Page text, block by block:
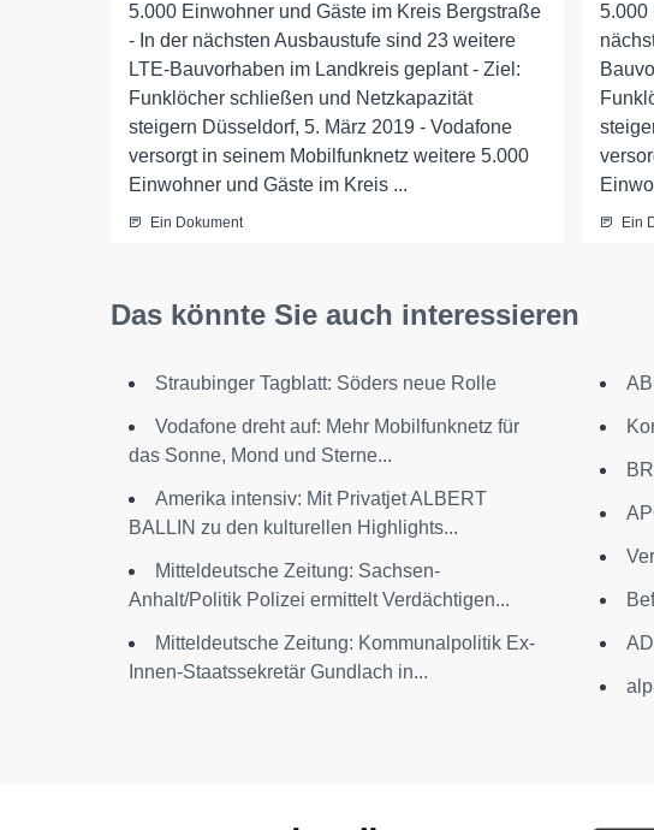
5.000 Einwohner und Gäste im Kreis Bergstraße
- In der nächsten Ausbaustufe sind 23 weitere
LTE-Bauvorhaben im Landkreis geplant - Ziel:
Funklöcher schließen und Netzkapazität
steigern Düsseldorf, 5. März 2019 - Vodafone
versorgt in seinem Mobilfunknetz weitere 5.000
Einwohner und Gäste im Kreis ...
Ein Dokument
5.000
Ein
Das könnte Sie auch interessieren
Straubinger Tagblatt: Söders neue Rolle
Vodafone dreht auf: Mehr Mobilfunknetz für
das Sonne, Mond und Sterne...
Amerika intensiv: Mit Privatjet ALBERT
BALLIN zu den kulturellen Highlights...
Mitteldeutsche Zeitung: Sachsen-
Anhalt/Politik Polizei ermittelt Verdächtigen...
Mitteldeutsche Zeitung: Kommunalpolitik Ex-
Innen-Staatssekretär Gundlach in...